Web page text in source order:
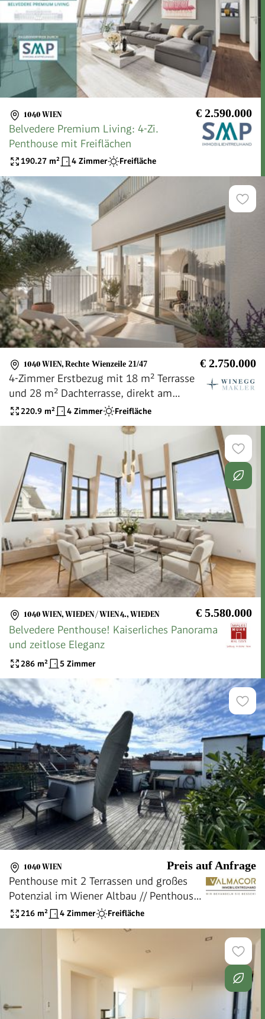
1040 WIEN € 2.590.000
Belvedere Premium Living: 4-Zi.
Penthouse mit Freiflächen
190.27 m² 4 Zimmer Freifläche
1040 WIEN, Rechte Wienzeile 21/47 € 2.750.000
4-Zimmer Erstbezug mit 18 m² Terrasse
und 28 m² Dachterrasse, direkt am
Naschmarkt
220.9 m² 4 Zimmer Freifläche
1040 WIEN, WIEDEN / WIEN 4., WIEDEN € 5.580.000
Belvedere Penthouse! Kaiserliches Panorama
und zeitlose Eleganz
286 m² 5 Zimmer
1040 WIEN Preis auf Anfrage
Penthouse mit 2 Terrassen und großes
Potenzial im Wiener Altbau // Penthouse
with 2 terraces and high Potential in
216 m² 4 Zimmer Freifläche